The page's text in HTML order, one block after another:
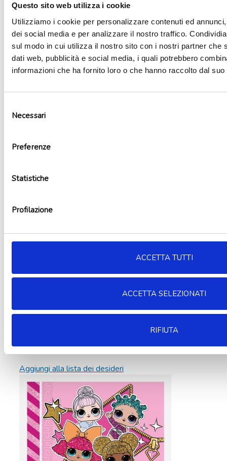
Questo sito web utilizza i cookie
Utilizziamo i cookie per personalizzare contenuti ed
dei social media e per analizzare il nostro traffico.
sul modo in cui utilizza il nostro sito con i nostri partner che
dati web, pubblicità e social media, i quali potrebbero
informazioni che ha fornito loro o che hanno raccolto dal
delNecessari
Preferenze
Statistiche
Profilazione
ACCETTA TUTTI
ACCETTA SELEZIONATI
RIFIUTA
Bicchieri plastica Lol Surprise
Aggiungi alla lista dei desideri